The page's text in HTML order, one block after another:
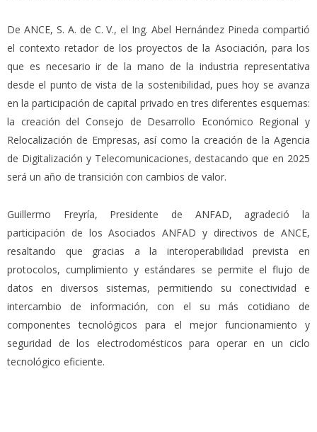
De ANCE, S. A. de C. V., el Ing. Abel Hernández Pineda compartió
el contexto retador de los proyectos de la Asociación, para los
que es necesario ir de la mano de la industria representativa
desde el punto de vista de la sostenibilidad, pues hoy se avanza
en la participación de capital privado en tres diferentes esquemas:
la creación del Consejo de Desarrollo Económico Regional y
Relocalización de Empresas, así como la creación de la Agencia
de Digitalización y Telecomunicaciones, destacando que en 2025
será un año de transición con cambios de valor.
Guillermo Freyría, Presidente de ANFAD, agradeció la
participación de los Asociados ANFAD y directivos de ANCE,
resaltando que gracias a la interoperabilidad prevista en
protocolos, cumplimiento y estándares se permite el flujo de
datos en diversos sistemas, permitiendo su conectividad e
intercambio de información, con el su más cotidiano de
componentes tecnológicos para el mejor funcionamiento y
seguridad de los electrodomésticos para operar en un ciclo
tecnológico eficiente.